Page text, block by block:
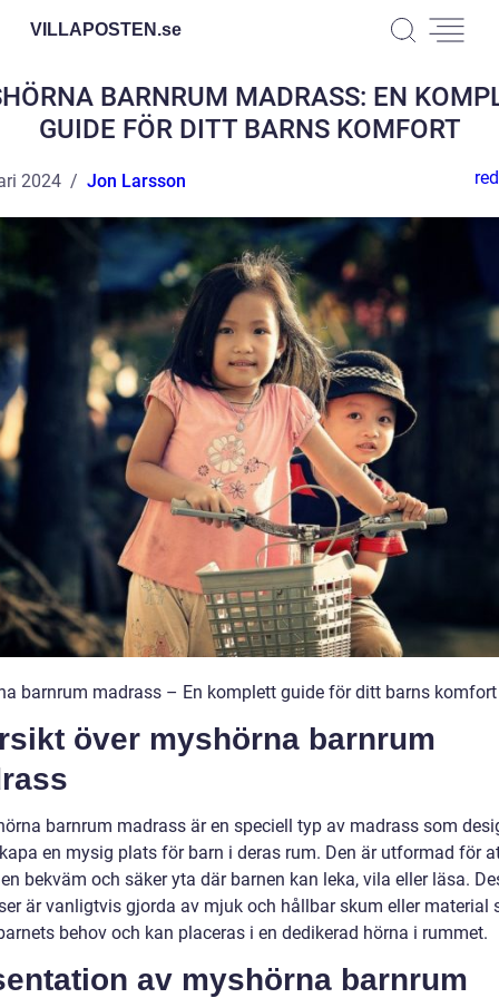
VILLAPOSTEN.se
BARNRUM MADRASS: EN
GUIDE FÖR DITT BARNS KOMFORT
2024 Jon Larsson
barnrum madrass – En komplett guide för ditt barns komfort
över myshörna barnrum
barnrum madrass är en speciell typ av madrass som
en mysig plats för barn i deras rum. Den är utformad för
bekväm och säker yta där barnen kan leka, vila eller läsa.
är vanligtvis gjorda av mjuk och hållbar skum eller material
behov och kan placeras i en dedikerad hörna i rummet.
av myshörna barnrum